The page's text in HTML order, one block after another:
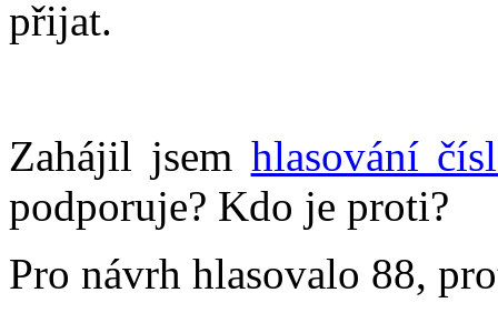
přijat.
Zahájil jsem hlasování
podporuje? Kdo je proti?
Pro návrh hlasovalo 88,